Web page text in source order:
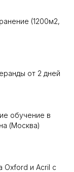
(1200м2,
от 2 дней
обучение в
(Москва)
Oxford и Acril c